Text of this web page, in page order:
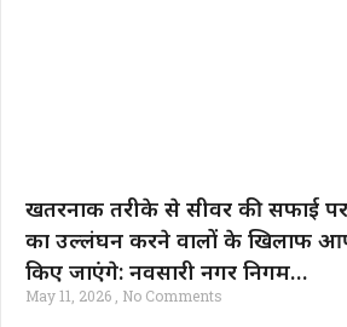
खतरनाक तरीके से सीवर की सफाई
का उल्लंघन करने वालों के खिलाफ
किए जाएंगे: नवसारी नगर निगम…
May 11, 2026 No Comments